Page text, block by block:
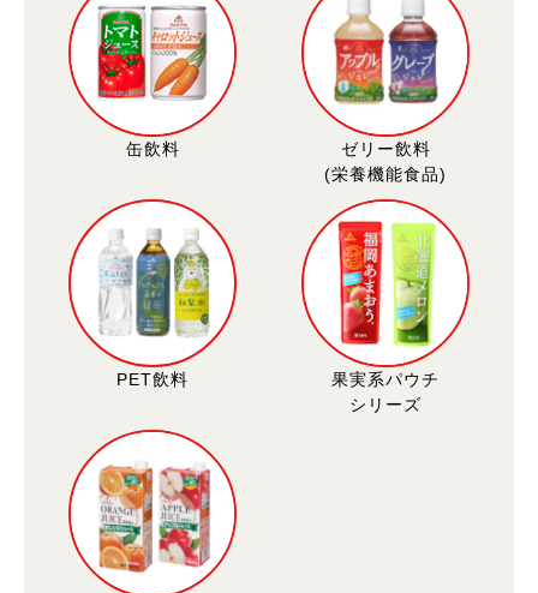
缶飲料
ゼリー飲料
(栄養機能食品)
PET飲料
果実系パウチ
シリーズ